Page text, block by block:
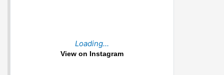
Loading...
View on Instagram